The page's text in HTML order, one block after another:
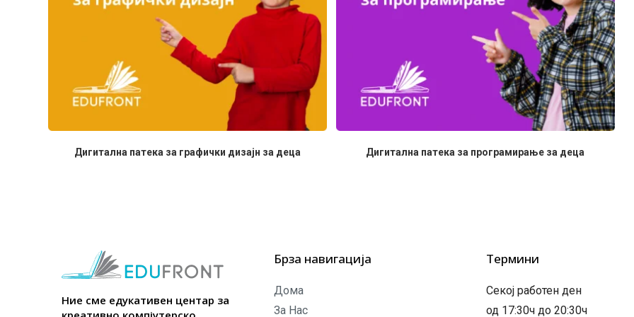
Дигитална патека за графички дизајн за деца Дигитална патека за програмирање за деца
Ние сме едукативен центар за
Брза навигација
Дома
За Нас
Термини
Секој работен ден
од 17:30ч до 20:30ч